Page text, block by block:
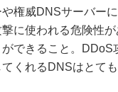
権威DNSサーバー
撃に使われる危険性
ができること。
くれるDNSはとて